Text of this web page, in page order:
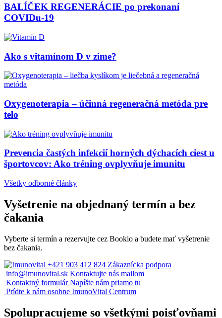
BALÍČEK REGENERÁCIE po prekonaní
COVIDu-19
Ako s vitamínom D v zime?
Oxygenoterapia – účinná regeneračná metóda pre
telo
Prevencia častých infekcií horných dýchacích ciest u
športovcov: Ako tréning ovplyvňuje imunitu
Všetky odborné články
Vyšetrenie na objednaný termín a bez
čakania
Vyberte si termín a rezervujte cez Bookio a budete mať vyšetrenie
bez čakania.
+421 903 412 824 Zákaznícka podpora
info@imunovital.sk Kontaktujte nás mailom
Kontaktný formulár Napíšte nám priamo tu
Prídte k nám osobne ImunoVital Centrum
Spolupracujeme so všetkými poisťovňami